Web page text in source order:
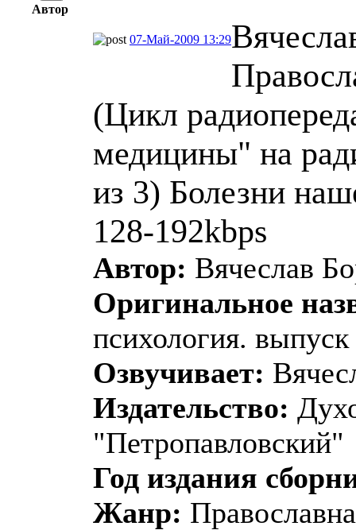
Автор
07-Май-2009 13:29
(Цикл
медицины" на
из 3) Болезни
128-192kbps
Автор: Вячеслав
Оригинальное
психология.
Озвучивает:
Издательство:
"Петропавловский"
Год издания
Жанр: